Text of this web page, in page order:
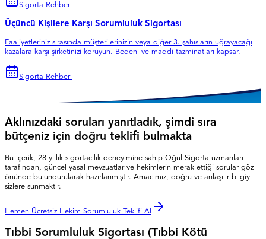
Sigorta Rehberi
Üçüncü Kişilere Karşı Sorumluluk Sigortası
Faaliyetleriniz sırasında müşterilerinizin veya diğer 3. şahısların uğrayacağı
kazalara karşı şirketinizi koruyun. Bedeni ve maddi tazminatları kapsar.
Sigorta Rehberi
Aklınızdaki soruları yanıtladık, şimdi sıra
bütçeniz için doğru teklifi bulmakta
Bu içerik, 28 yıllık sigortacılık deneyimine sahip Oğul Sigorta uzmanları
tarafından, güncel yasal mevzuatlar ve hekimlerin merak ettiği sorular göz
önünde bulundurularak hazırlanmıştır. Amacımız, doğru ve anlaşılır bilgiyi
sizlere sunmaktır.
Hemen Ücretsiz Hekim Sorumluluk Teklifi Al
Tıbbi Sorumluluk Sigortası (Tıbbi Kötü